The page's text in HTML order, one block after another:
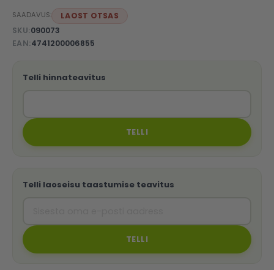
SAADAVUS:
LAOST OTSAS
SKU 090073
EAN 4741200006855
Telli hinnateavitus
TELLI
Telli laoseisu taastumise teavitus
TELLI